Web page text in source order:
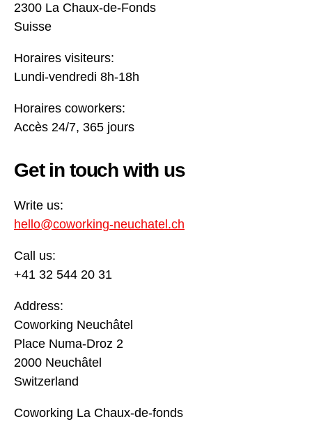
2300 La Chaux-de-Fonds
Suisse
Horaires visiteurs:
Lundi-vendredi 8h-18h
Horaires coworkers:
Accès 24/7, 365 jours
Get in touch with us
Write us:
hello@coworking-neuchatel.ch
Call us:
+41 32 544 20 31
Address:
Coworking Neuchâtel
Place Numa-Droz 2
2000 Neuchâtel
Switzerland
Coworking La Chaux-de-fonds